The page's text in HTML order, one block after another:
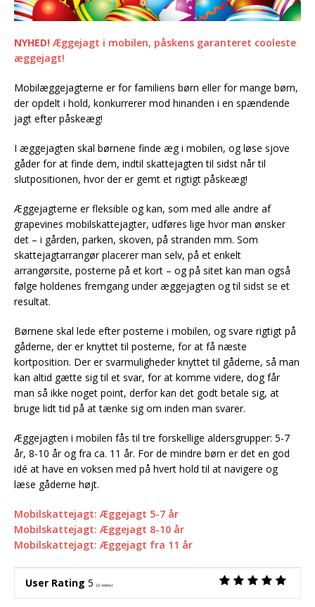
NYHED! Æggejagt i mobilen, påskens garanteret cooleste
æggejagt!
Mobilæggejagterne er for familiens børn eller for mange børn,
der opdelt i hold, konkurrerer mod hinanden i en spændende
jagt efter påskeæg!
I æggejagten skal børnene finde æg i mobilen, og løse sjove
gåder for at finde dem, indtil skattejagten til sidst når til
slutpositionen, hvor der er gemt et rigtigt påskeæg!
Æggejagterne er fleksible og kan, som med alle andre af
grapevines mobilskattejagter, udføres lige hvor man ønsker
det – i gården, parken, skoven, på stranden mm. Som
skattejagtarrangør placerer man selv, på et enkelt
arrangørsite, posterne på et kort – og på sitet kan man også
følge holdenes fremgang under æggejagten og til sidst se et
resultat.
Børnene skal lede efter posterne i mobilen, og svare rigtigt på
gåderne, der er knyttet til posterne, for at få næste
kortposition. Der er svarmuligheder knyttet til gåderne, så man
kan altid gætte sig til et svar, for at komme videre, dog får
man så ikke noget point, derfor kan det godt betale sig, at
bruge lidt tid på at tænke sig om inden man svarer.
Æggejagten i mobilen fås til tre forskellige aldersgrupper: 5-7
år, 8-10 år og fra ca. 11 år. For de mindre børn er det en god
idé at have en voksen med på hvert hold til at navigere og
læse gåderne højt.
Mobilskattejagt: Æggejagt 5-7 år
Mobilskattejagt: Æggejagt 8-10 år
Mobilskattejagt: Æggejagt fra 11 år
User Rating 5 (2 votes)